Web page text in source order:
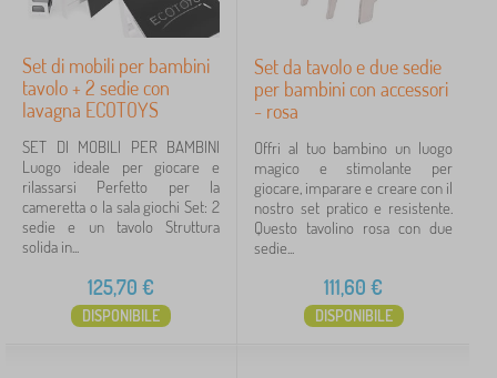
Set di mobili per bambini
tavolo + 2 sedie con
lavagna ECOTOYS
SET DI MOBILI PER BAMBINI
Luogo ideale per giocare e
rilassarsi Perfetto per la
cameretta o la sala giochi Set: 2
sedie e un tavolo Struttura
solida in...
125,70 €
DISPONIBILE
Set da tavolo e due sedie
per bambini con accessori
- rosa
Offri al tuo bambino un luogo
magico e stimolante per
giocare, imparare e creare con il
nostro set pratico e resistente.
Questo tavolino rosa con due
sedie...
111,60 €
DISPONIBILE